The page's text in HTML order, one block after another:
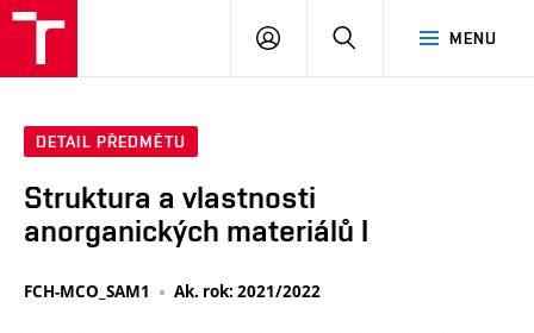
MENU
PŘIHLÁSIT
DETAIL PŘEDMĚTU
Struktura a vlastnosti
anorganických materiálů I
FCH-MCO_SAM1 Ak. rok: 2021/2022